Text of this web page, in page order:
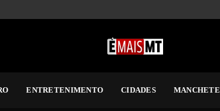
ENTRETENIMENTO CIDADES MANCHETE